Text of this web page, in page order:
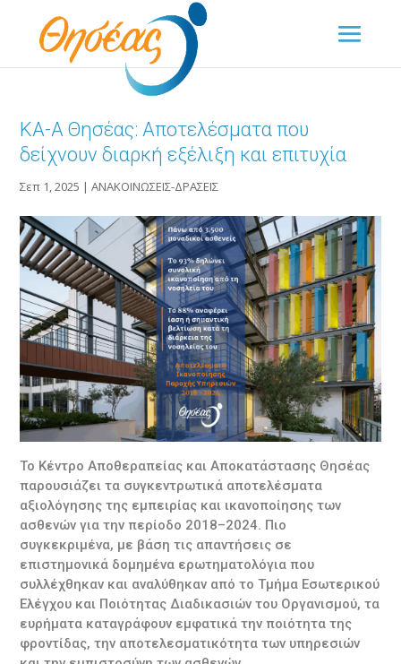
ΚΑ-Α Θησέας: Αποτελέσματα που
δείχνουν διαρκή εξέλιξη και επιτυχία
Σεπ 1, 2025 |ΑΝΑΚΟΙΝΩΣΕΙΣ-ΔΡΑΣΕΙΣ
Το Κέντρο Αποθεραπείας και Αποκατάστασης Θησέας
παρουσιάζει τα συγκεντρωτικά αποτελέσματα
αξιολόγησης της εμπειρίας και ικανοποίησης των
ασθενών για την περίοδο 2018–2024. Πιο
συγκεκριμένα, με βάση τις απαντήσεις σε
επιστημονικά δομημένα ερωτηματολόγια που
συλλέχθηκαν και αναλύθηκαν από το Τμήμα Εσωτερικού
Ελέγχου και Ποιότητας Διαδικασιών του Οργανισμού, τα
ευρήματα καταγράφουν εμφατικά την ποιότητα της
φροντίδας, την αποτελεσματικότητα των υπηρεσιών